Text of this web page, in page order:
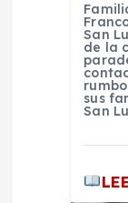
San
de la
sus
San